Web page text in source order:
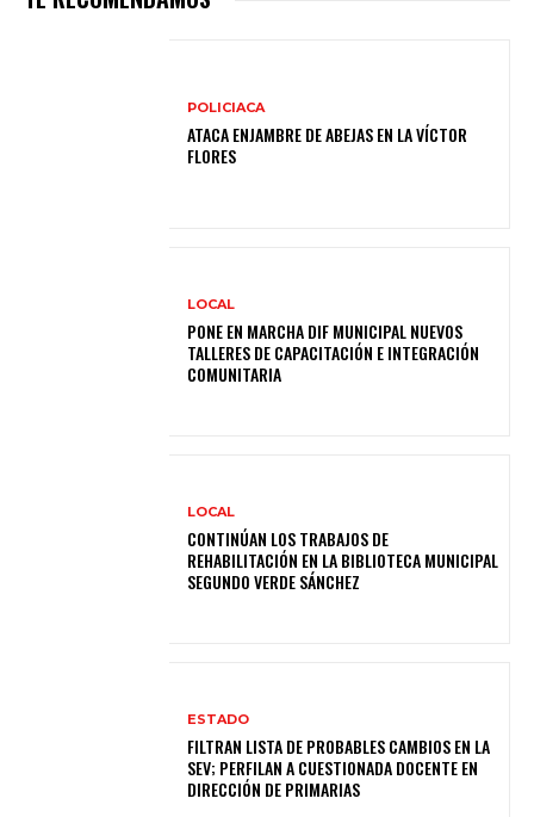
POLICIACA
ATACA ENJAMBRE DE ABEJAS EN LA VÍCTOR
FLORES
LOCAL
PONE EN MARCHA DIF MUNICIPAL NUEVOS
TALLERES DE CAPACITACIÓN E INTEGRACIÓN
COMUNITARIA
LOCAL
CONTINÚAN LOS TRABAJOS DE
REHABILITACIÓN EN LA BIBLIOTECA MUNICIPAL
SEGUNDO VERDE SÁNCHEZ
ESTADO
FILTRAN LISTA DE PROBABLES CAMBIOS EN LA
SEV; PERFILAN A CUESTIONADA DOCENTE EN
DIRECCIÓN DE PRIMARIAS